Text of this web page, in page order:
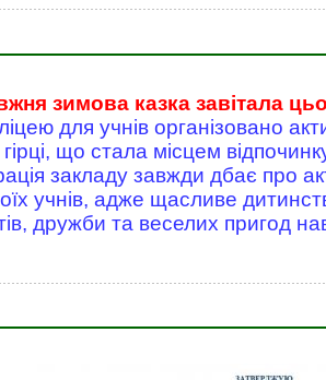
зимова казка завітала
для учнів організовано
гірці, що стала місцем
закладу завжди дбає про
учнів, адже щасливе
дружби та веселих пригод